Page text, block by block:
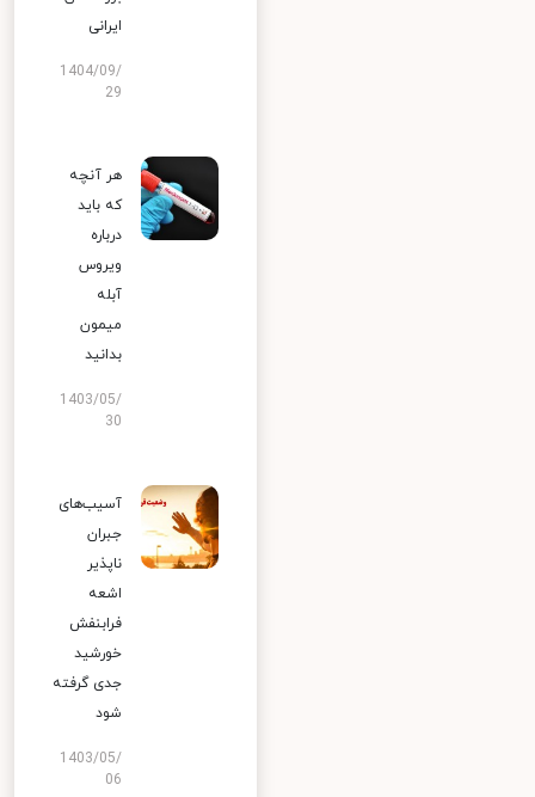
ایرانی
1404/09/
29
هر آنچه
که باید
درباره
ویروس
آبله
میمون
بدانید
1403/05/
30
آسیب‌های
جبران
ناپذیر
اشعه
فرابنفش
خورشید
جدی گرفته
شود
1403/05/
06